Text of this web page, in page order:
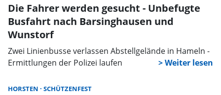
Die Fahrer werden gesucht - Unbefugte
Busfahrt nach Barsinghausen und
Wunstorf
Zwei Linienbusse verlassen Abstellgelände in Hameln -
Ermittlungen der Polizei laufen
HORSTEN SCHÜTZENFEST